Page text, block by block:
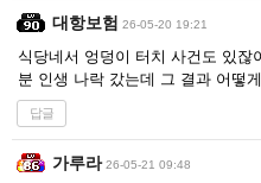
대항보험 26-05-20 19:21
식당네서 엉덩이 터치 사건도 있
분 인생 나락 갔는데 그 결과 어떻
답글
가루라 26-05-21 09:48